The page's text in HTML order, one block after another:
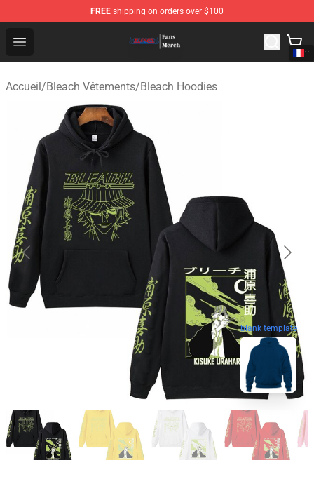
FREE shipping on orders over $100
Open menu
Bleach Store - Official Bleach Merchandise Shop
Accueil/Bleach Vêtements/Bleach Hoodies
blank template